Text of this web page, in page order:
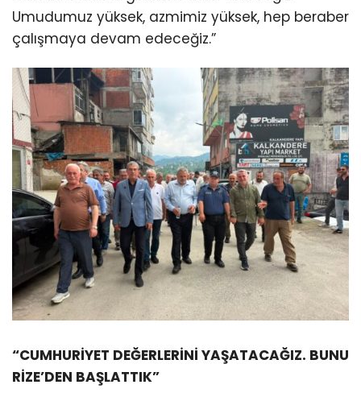
Umudumuz yüksek, azmimiz yüksek, hep beraber
çalışmaya devam edeceğiz.”
“CUMHURİYET DEĞERLERİNİ YAŞATACAĞIZ. BUNU
RİZE’DEN BAŞLATTIK”